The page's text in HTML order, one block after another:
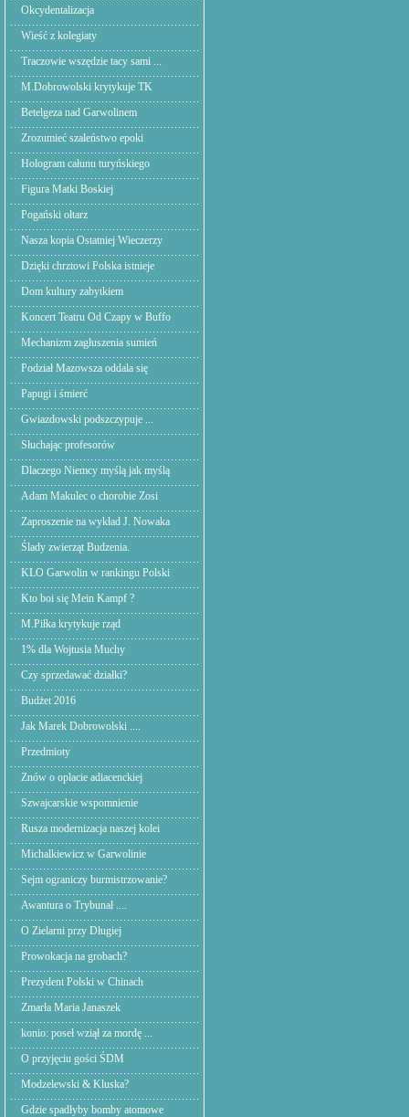
Okcydentalizacja
Wieść z kolegiaty
Traczowie wszędzie tacy sami ...
M.Dobrowolski krytykuje TK
Betelgeza nad Garwolinem
Zrozumieć szaleństwo epoki
Hologram całunu turyńskiego
Figura Matki Boskiej
Pogański ołtarz
Nasza kopia Ostatniej Wieczerzy
Dzięki chrztowi Polska istnieje
Dom kultury zabytkiem
Koncert Teatru Od Czapy w Buffo
Mechanizm zagłuszenia sumień
Podział Mazowsza oddala się
Papugi i śmierć
Gwiazdowski podszczypuje ...
Słuchając profesorów
Dlaczego Niemcy myślą jak myślą
Adam Makulec o chorobie Zosi
Zaproszenie na wykład J. Nowaka
Ślady zwierząt Budzenia.
KLO Garwolin w rankingu Polski
Kto boi się Mein Kampf ?
M.Piłka krytykuje rząd
1% dla Wojtusia Muchy
Czy sprzedawać działki?
Budżet 2016
Jak Marek Dobrowolski ....
Przedmioty
Znów o opłacie adiacenckiej
Szwajcarskie wspomnienie
Rusza modernizacja naszej kolei
Michalkiewicz w Garwolinie
Sejm ograniczy burmistrzowanie?
Awantura o Trybunał ....
O Zielarni przy Długiej
Prowokacja na grobach?
Prezydent Polski w Chinach
Zmarła Maria Janaszek
konio: poseł wziął za mordę ...
O przyjęciu gości ŚDM
Modzelewski & Kluska?
Gdzie spadłyby bomby atomowe